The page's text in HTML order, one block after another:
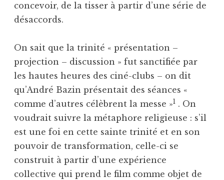
concevoir, de la tisser à partir d’une série de
désaccords.
On sait que la trinité « présentation –
projection – discussion » fut sanctifiée par
les hautes heures des ciné-clubs – on dit
qu’André Bazin présentait des séances «
comme d’autres célèbrent la messe »1 . On
voudrait suivre la métaphore religieuse : s’il
est une foi en cette sainte trinité et en son
pouvoir de transformation, celle-ci se
construit à partir d’une expérience
collective qui prend le film comme objet de